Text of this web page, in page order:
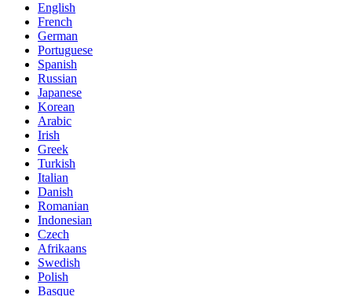
English
French
German
Portuguese
Spanish
Russian
Japanese
Korean
Arabic
Irish
Greek
Turkish
Italian
Danish
Romanian
Indonesian
Czech
Afrikaans
Swedish
Polish
Basque